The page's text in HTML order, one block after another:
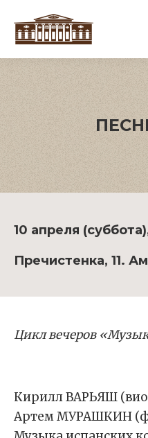
10 апреля
Пречистенка, 11.
Цикл вечеров
Кирилл ВАРЬЯШ
Артем МУРАШКИН